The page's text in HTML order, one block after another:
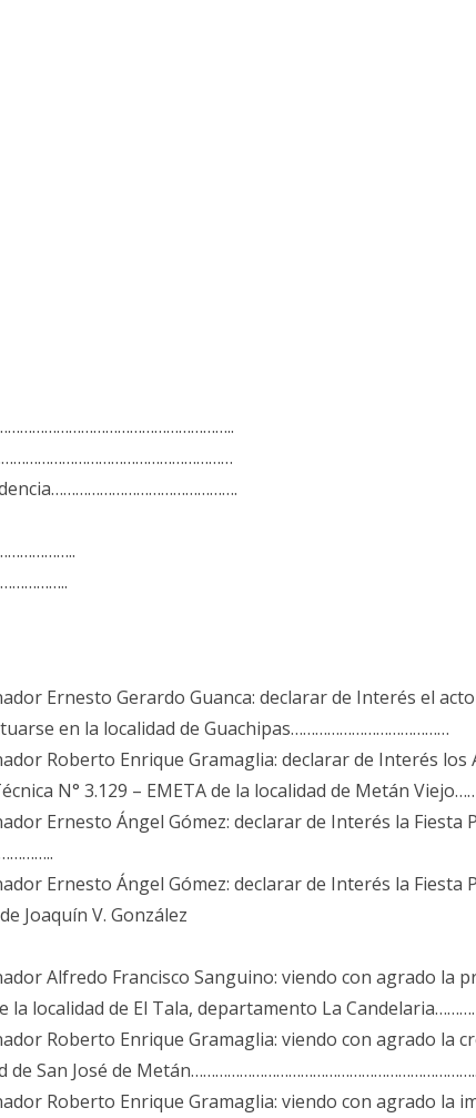
Ernesto Gerardo Guanca: declarar de Interés el
en la localidad de Guachipas…………………………………
Roberto Enrique Gramaglia: declarar de Interés
N° 3.129 – EMETA de la localidad de Metán
Ernesto Ángel Gómez: declarar de Interés la Fiesta
Ernesto Ángel Gómez: declarar de Interés la
Joaquín V. González
Alfredo Francisco Sanguino: viendo con agrado
la localidad de El Tala, departamento La
Roberto Enrique Gramaglia: viendo con agrado la
de San José de Metán……………………………………………………………..
Roberto Enrique Gramaglia: viendo con agrado la